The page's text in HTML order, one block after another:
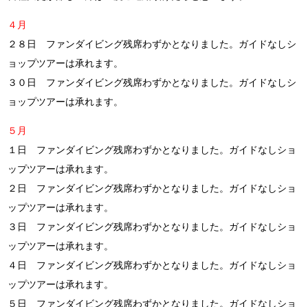
４月
２８日 ファンダイビング残席わずかとなりました。ガイドなしシ
ョップツアーは承れます。
３０日 ファンダイビング残席わずかとなりました。ガイドなしシ
ョップツアーは承れます。
５月
１日 ファンダイビング残席わずかとなりました。ガイドなしショ
ップツアーは承れます。
２日 ファンダイビング残席わずかとなりました。ガイドなしショ
ップツアーは承れます。
３日 ファンダイビング残席わずかとなりました。ガイドなしショ
ップツアーは承れます。
４日 ファンダイビング残席わずかとなりました。ガイドなしショ
ップツアーは承れます。
５日 ファンダイビング残席わずかとなりました。ガイドなしショ